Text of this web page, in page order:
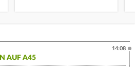
AUF A45
14:08